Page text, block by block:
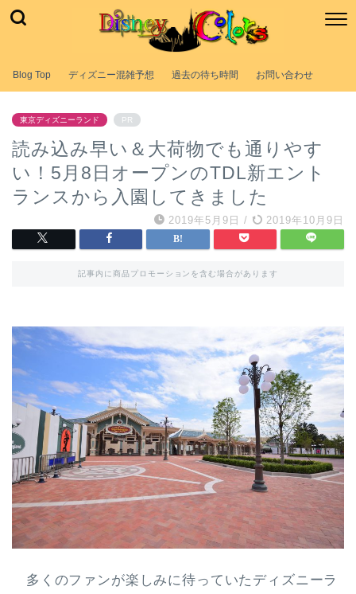
Blog Top ディズニー混雑予想 過去の待ち時間 お問い合わせ
東京ディズニーランド PR
読み込み早い＆大荷物でも通りやす
い！5月8日オープンのTDL新エント
ランスから入園してきました
2019年5月9日 / 2019年10月9日
記事内に商品プロモーションを含む場合があります
多くのファンが楽しみに待っていたディズニーラ